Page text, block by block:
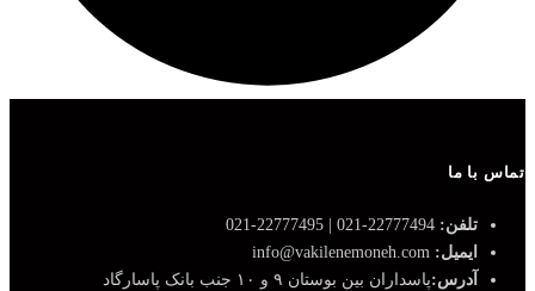
تماس با ما
تلفن:
ایمیل:
آدرس:پاسداران بین بوستان ۹ و ۱۰ جنب بانک پاسارگاد